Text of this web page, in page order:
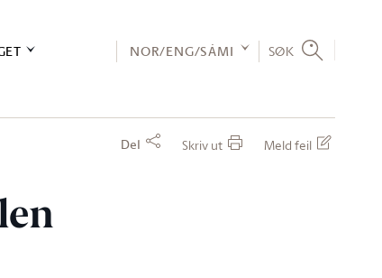
NOR/ENG/SÁMI SØK
Del Skriv ut Meld feil